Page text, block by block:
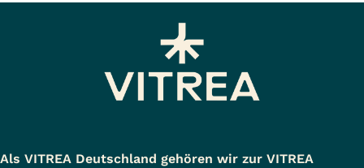
Als VITREA Deutschland gehören wir zur VITREA